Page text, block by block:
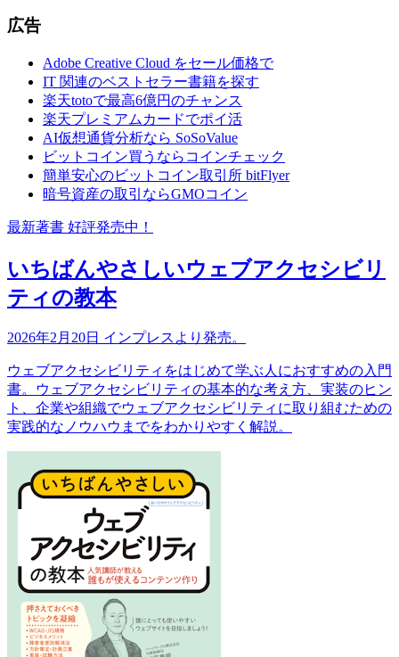
広告
Adobe Creative Cloud をセール価格で
IT 関連のベストセラー書籍を探す
楽天totoで最高6億円のチャンス
楽天プレミアムカードでポイ活
AI仮想通貨分析なら SoSoValue
ビットコイン買うならコインチェック
簡単安心のビットコイン取引所 bitFlyer
暗号資産の取引ならGMOコイン
最新著書 好評発売中！
いちばんやさしいウェブアクセシビリ
ティの教本
2026年2月20日 インプレスより発売。
ウェブアクセシビリティをはじめて学ぶ人におすすめの入門
書。ウェブアクセシビリティの基本的な考え方、実装のヒン
ト、企業や組織でウェブアクセシビリティに取り組むための
実践的なノウハウまでをわかりやすく解説。